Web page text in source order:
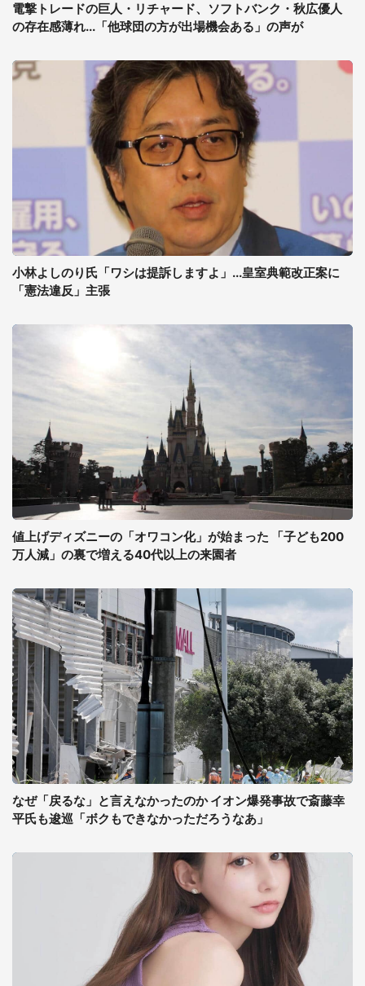
電撃トレードの巨人・リチャード、ソフトバンク・秋広優人
の存在感薄れ...「他球団の方が出場機会ある」の声が
小林よしのり氏「ワシは提訴しますよ」...皇室典範改正案に
「憲法違反」主張
値上げディズニーの「オワコン化」が始まった 「子ども200
万人減」の裏で増える40代以上の来園者
なぜ「戻るな」と言えなかったのか イオン爆発事故で斎藤幸
平氏も逡巡「ボクもできなかっただろうなあ」